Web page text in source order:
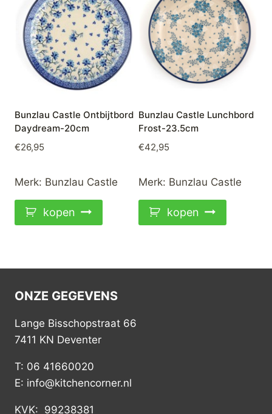
Bunzlau Castle Ontbijtbord
Daydream-20cm
€26,95
Merk: Bunzlau Castle
kopen
Bunzlau Castle Lunchbord
Frost-23.5cm
€42,95
Merk: Bunzlau Castle
kopen
ONZE GEGEVENS
Lange Bisschopstraat 66
7411 KN Deventer
T: 06 41660020
E: info@kitchencorner.nl
KVK: 99238381